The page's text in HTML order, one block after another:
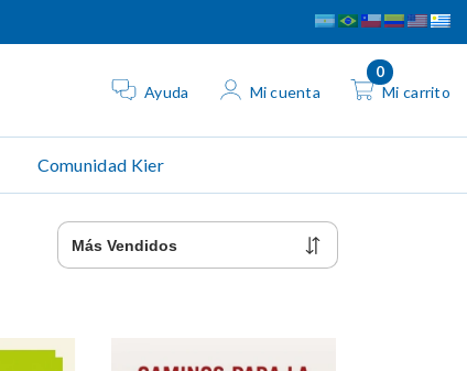
Ayuda Mi cuenta Mi carrito
0
Comunidad Kier